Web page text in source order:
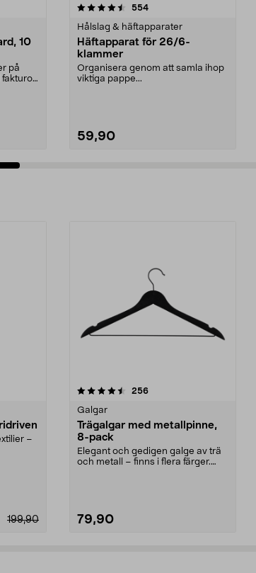
10
på
fakturor
554recensioner
Hålslag & häftapparater
Häftapparat för 26/6-
klammer
Organisera genom att samla ihop
viktiga pappe...
59,90
4.5 av 5 stjärnor
–
199,90
256recensioner
Galgar
Trägalgar med metallpinne,
8-pack
Elegant och gedigen galge av trä
och metall – finns i flera färger.
79,90
4.0av 5 stjärnor